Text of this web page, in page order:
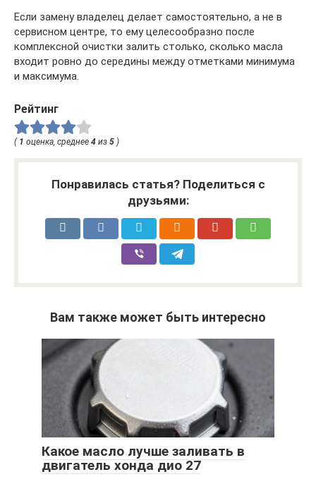
Если замену владелец делает самостоятельно, а не в
сервисном центре, то ему целесообразно после
комплексной очистки залить столько, сколько масла
входит ровно до середины между отметками минимума
и максимума.
Рейтинг
( 1 оценка, среднее 4 из 5 )
Понравилась статья? Поделиться с
друзьями:
Вам также может быть интересно
Какое масло лучше заливать в
двигатель хонда дио 27